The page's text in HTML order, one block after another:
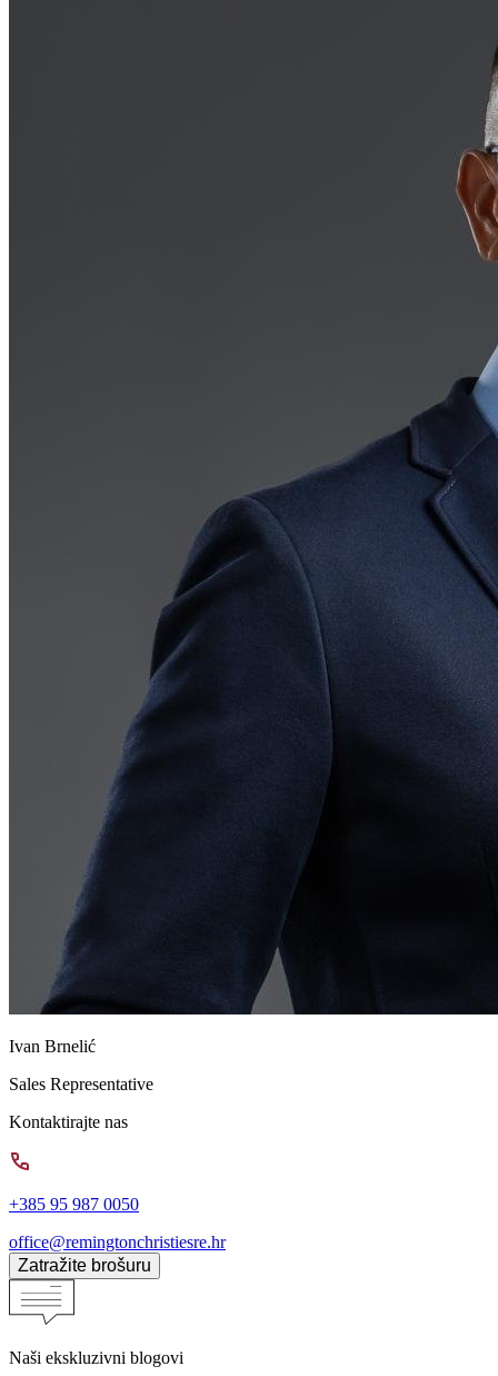
Ivan Brnelić
Sales Representative
Kontaktirajte nas
+385 95 987 0050
office@remingtonchristiesre.hr
Zatražite brošuru
Naši ekskluzivni blogovi